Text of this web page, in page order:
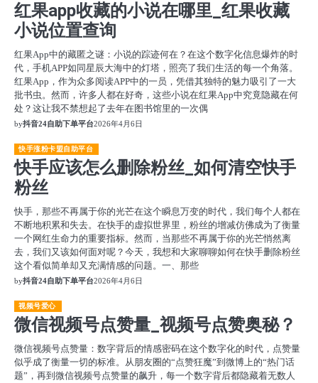
红果app收藏的小说在哪里_红果收藏
小说位置查询
红果App中的藏匿之谜：小说的踪迹何在？在这个数字化信息爆炸的时
代，手机APP如同星辰大海中的灯塔，照亮了我们生活的每一个角落。
红果App，作为众多阅读APP中的一员，凭借其独特的魅力吸引了一大
批书虫。然而，许多人都在好奇，这些小说在红果App中究竟隐藏在何
处？这让我不禁想起了去年在图书馆里的一次偶
by抖音24自助下单平台2026年4月6日
快手涨粉卡盟自助平台
快手应该怎么删除粉丝_如何清空快手
粉丝
快手，那些不再属于你的光芒在这个瞬息万变的时代，我们每个人都在
不断地积累和失去。在快手的虚拟世界里，粉丝的增减仿佛成为了衡量
一个网红生命力的重要指标。然而，当那些不再属于你的光芒悄然离
去，我们又该如何面对呢？今天，我想和大家聊聊如何在快手删除粉丝
这个看似简单却又充满情感的问题。一、那些
by抖音24自助下单平台2026年4月6日
视频号爱心
微信视频号点赞量_视频号点赞奥秘？
微信视频号点赞量：数字背后的情感密码在这个数字化的时代，点赞量
似乎成了衡量一切的标准。从朋友圈的“点赞狂魔”到微博上的“热门话
题”，再到微信视频号点赞量的飙升，每一个数字背后都隐藏着无数人